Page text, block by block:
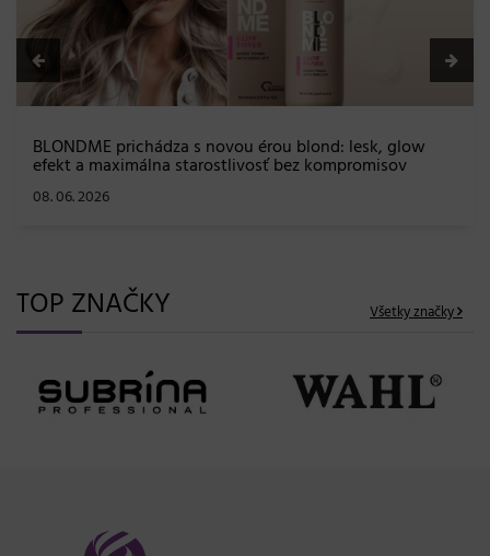
BLONDME prichádza s novou érou blond: lesk, glow
efekt a maximálna starostlivosť bez kompromisov
08. 06. 2026
TOP ZNAČKY Všetky značky